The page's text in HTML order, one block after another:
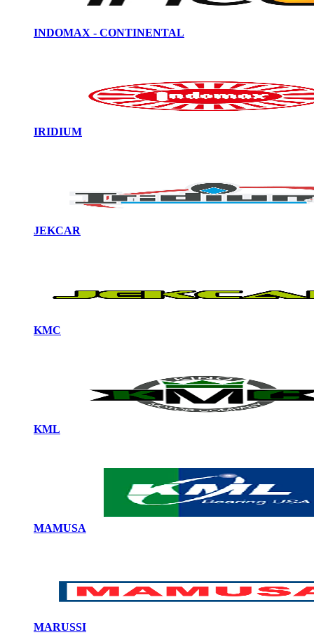
INDOMAX - CONTINENTAL
IRIDIUM
JEKCAR
KMC
KML
MAMUSA
MARUSSI